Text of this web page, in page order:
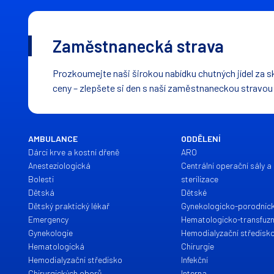
Zaměstnanecká strava
Prozkoumejte naši širokou nabídku chutných jídel za
ceny – zlepšete si den s naší zaměstnaneckou
AMBULANCE
Dárci krve a kostní dřeně
Anesteziologická
Bolesti
Dětská
Dětský praktický lékař
Emergency
Gynekologie
Hematologická
Hemodialyzační středisko
ODDĚLENÍ
ARO
Centrální operační sály
sterilizace
Dětské
Gynekologicko-
Hematologicko-
Hemodialyzační
Chirurgie
Infekční